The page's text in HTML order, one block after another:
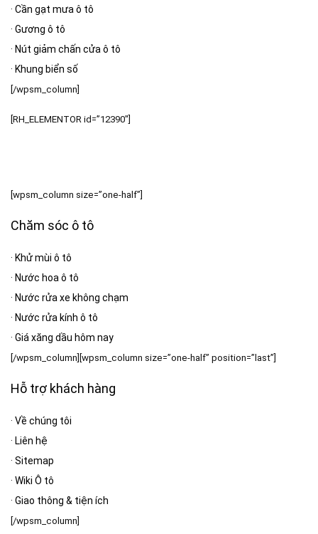
· Cần gạt mưa ô tô
· Gương ô tô
· Nút giảm chấn cửa ô tô
· Khung biển số
[/wpsm_column]
[RH_ELEMENTOR id=”12390″]
[wpsm_column size=”one-half”]
Chăm sóc ô tô
· Khử mùi ô tô
· Nước hoa ô tô
· Nước rửa xe không chạm
· Nước rửa kính ô tô
· Giá xăng dầu hôm nay
[/wpsm_column][wpsm_column size=”one-half” position=”last”]
Hỗ trợ khách hàng
· Về chúng tôi
· Liên hệ
· Sitemap
· Wiki Ô tô
· Giao thông & tiện ích
[/wpsm_column]